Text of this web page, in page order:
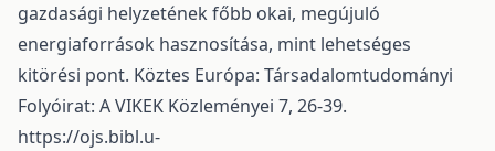
gazdasági helyzetének főbb okai, megújuló
energiaforrások hasznosítása, mint lehetséges
kitörési pont. Köztes Európa: Társadalomtudományi
Folyóirat: A VIKEK Közleményei 7, 26-39.
https://ojs.bibl.u-